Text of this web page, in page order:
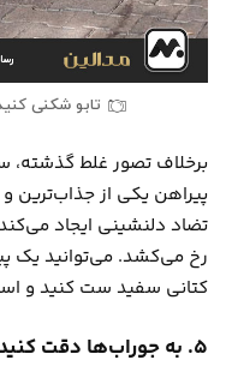
تابو شکنی
برخلاف تصور غلط
پیراهن یکی از جذاب‌ترین
تضاد دلنشینی ایجاد
رخ می‌کشد. می‌توانید یک
کتانی سفید ست کنید و
۵. به جوراب‌ها دقت کنید!